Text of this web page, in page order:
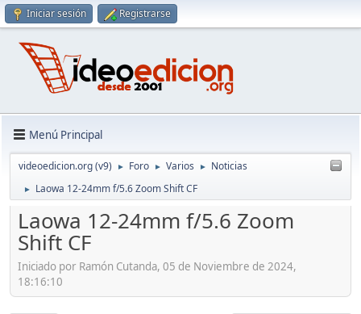
Iniciar sesión Registrarse
Menú Principal
videoedicion.org (v9) ► Foro ► Varios ► Noticias
► Laowa 12-24mm f/5.6 Zoom Shift CF
Laowa 12-24mm f/5.6 Zoom
Shift CF
Iniciado por Ramón Cutanda, 05 de Noviembre de 2024,
18:16:10